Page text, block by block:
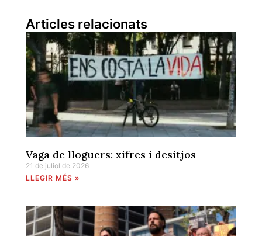
Articles relacionats
Vaga de lloguers: xifres i desitjos
21 de juliol de 2026
LLEGIR MÉS »